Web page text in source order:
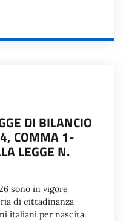
DI BILANCIO
COMMA 1-
LEGGE N.
sono in vigore
di cittadinanza
italiani per nascita.